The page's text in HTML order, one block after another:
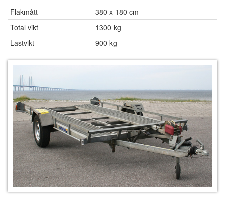
Flakmått
380 x 180 cm
Total vikt
1300 kg
Lastvikt
900 kg